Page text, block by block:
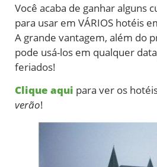
Você acaba de ganhar alguns
para usar em VÁRIOS hotéis
A grande vantagem, além do
pode usá-los em qualquer
feriados!
Clique aqui para ver os
verão!